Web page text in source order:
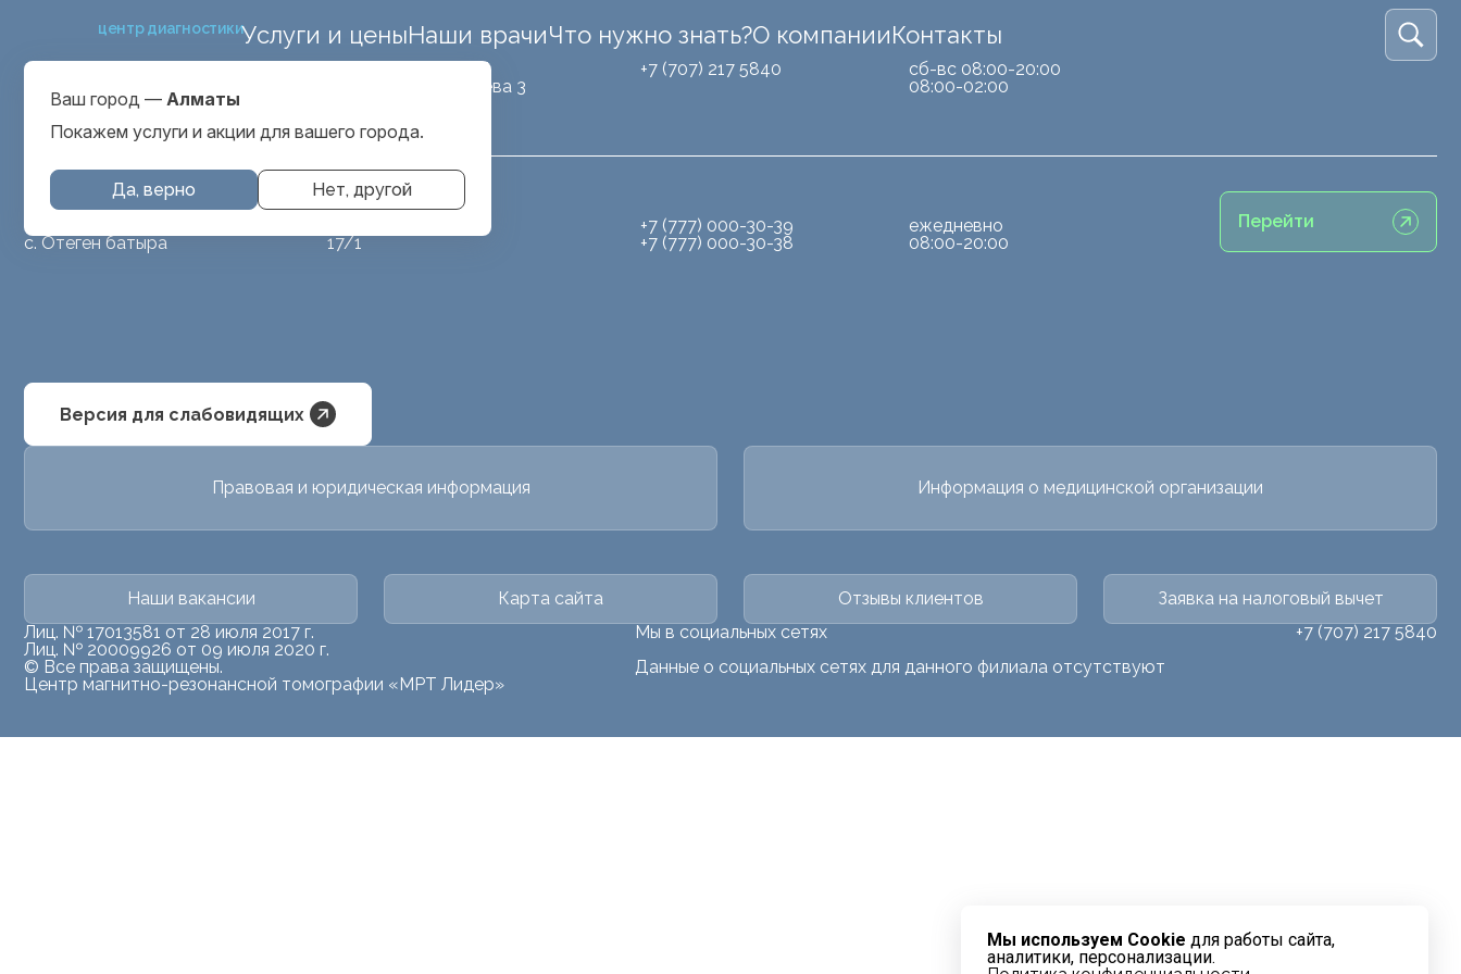
центр диагностикиУслуги и ценыНаши врачиЧто нужно знать?О компанииКонтакты
Выбрать город
Алматы
МРТ животным
с. Отеген батыра
ул. Макатаева 127Б
проспект Серкебаева 3
17/1
+7 (707) 217 5840
+7 (777) 000-30-39
+7 (777) 000-30-38
сб-вс 08:00-20:00
08:00-02:00
ежедневно
08:00-20:00
Перейти
Ваш город — Алматы
Покажем услуги и акции для вашего города.
Да, верно Нет, другой
Мы используем Cookie для работы сайта,
аналитики, персонализации.
Версия для слабовидящих
Правовая и юридическая информация
Наши вакансии Карта сайта
Информация о медицинской организации
Отзывы клиентов
Заявка на налоговый вычет
Лиц. № 17013581 от 28 июля 2017 г.
Лиц. № 20009926 от 09 июля 2020 г.
© Все права защищены.
Центр магнитно-резонансной томографии «МРТ Лидер»
Мы в социальных сетях
Данные о социальных сетях для данного филиала отсутствуют
+7 (707) 217 5840